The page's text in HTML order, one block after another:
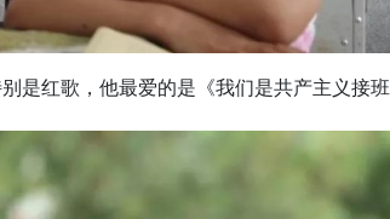
是红歌，他最爱的是《我们是共产主义接班